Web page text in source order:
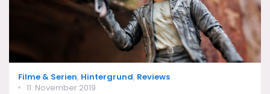
Categories
Filme & Serien, Hintergrund, Reviews
Posted
11. November 2019